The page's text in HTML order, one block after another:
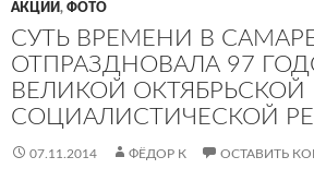
АКЦИИ, ФОТО
СУТЬ ВРЕМЕНИ В
ОТПРАЗДНОВАЛА 97
ВЕЛИКОЙ ОКТЯБРЬСКОЙ
СОЦИАЛИСТИЧЕСКОЙ
07.11.2014 ФЁДОР К ОСТАВИТЬ